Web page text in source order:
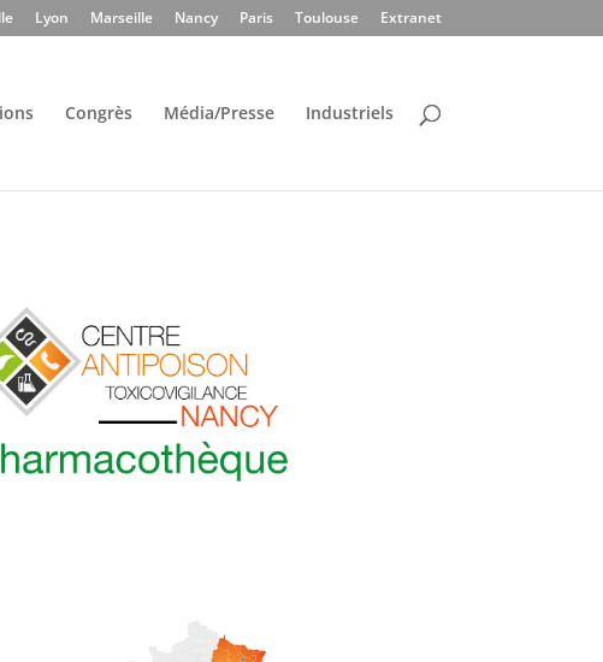
Lyon Marseille Nancy Paris Toulouse Extranet
Congrès Média/Presse Industriels